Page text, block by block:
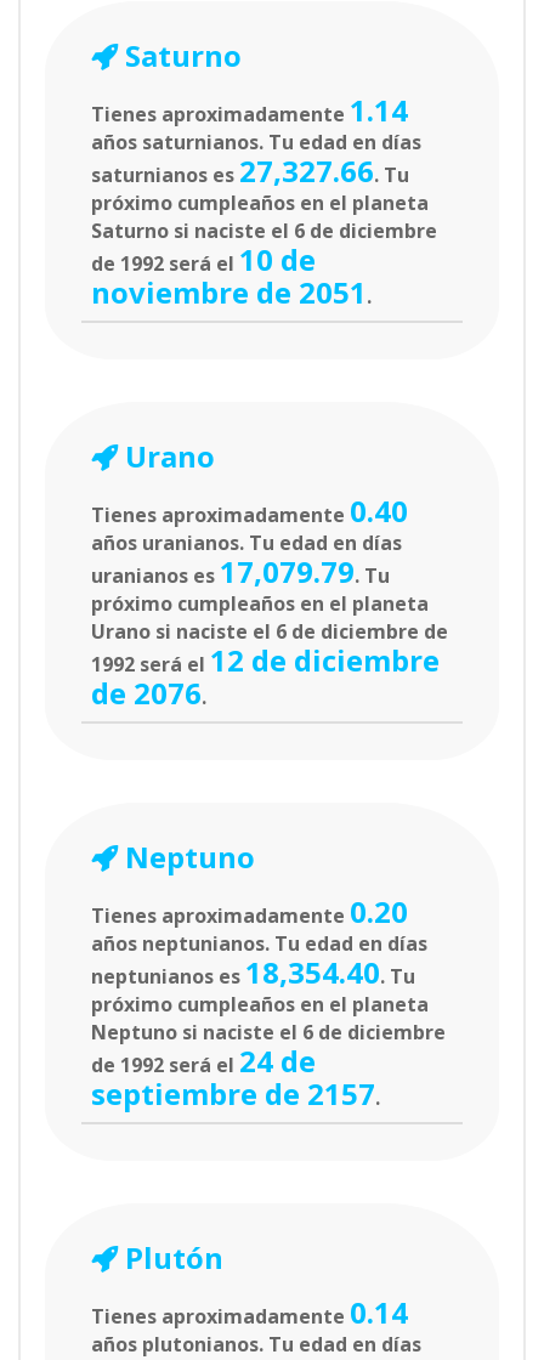
Saturno
Tienes aproximadamente 1.14
años saturnianos. Tu edad en días
saturnianos es 27,327.66. Tu
próximo cumpleaños en el planeta
Saturno si naciste el 6 de diciembre
de 1992 será el 10 de
noviembre de 2051 .
Urano
Tienes aproximadamente 0.40
años uranianos. Tu edad en días
uranianos es 17,079.79. Tu
próximo cumpleaños en el planeta
Urano si naciste el 6 de diciembre de
1992 será el 12 de diciembre
de 2076.
Neptuno
Tienes aproximadamente 0.20
años neptunianos. Tu edad en días
neptunianos es 18,354.40. Tu
próximo cumpleaños en el planeta
Neptuno si naciste el 6 de diciembre
de 1992 será el 24 de
septiembre de 2157.
Plutón
Tienes aproximadamente 0.14
años plutonianos. Tu edad en días